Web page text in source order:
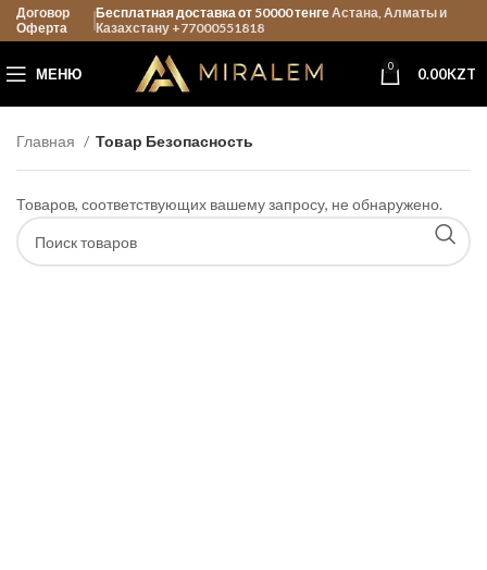
Договор
Оферта
Бесплатная доставка от 50000 тенгеАстана, Алматы и
Казахстану +77000551818
МЕНЮ 0 0.00KZT
Главная Товар Безопасность
Товаров, соответствующих вашему запросу, не обнаружено.